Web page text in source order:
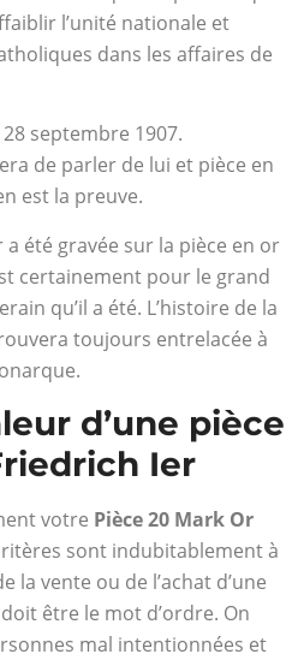
l’unité nationale et
dans les affaires de
septembre 1907.
de parler de lui et pièce en
est la preuve.
a été gravée sur la pièce en or
certainement pour le grand
qu’il a été. L’histoire de la
toujours entrelacée à
d’une pièce
Ier
votre Pièce 20 Mark Or
sont indubitablement à
la vente ou de l’achat d’une
être le mot d’ordre. On
mal intentionnées et